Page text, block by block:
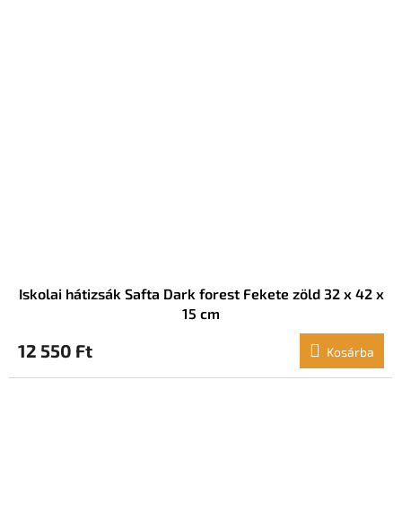
Iskolai hátizsák Safta Dark forest Fekete zöld 32 x 42 x
15 cm
12 550 Ft Kosárba